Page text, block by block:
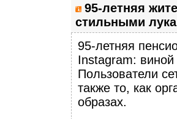
95-летняя
стильными
95-летняя
Instagram:
Пользователи
также то, как
образах.